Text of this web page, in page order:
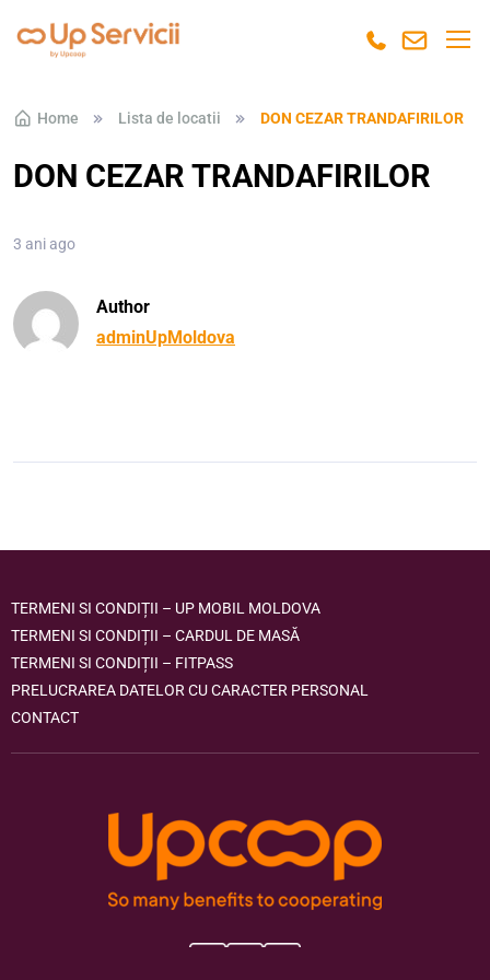
Skip to navigation
Skip to content
Home Lista de locatii DON CEZAR TRANDAFIRILOR
DON CEZAR TRANDAFIRILOR
3 ani ago
Author
adminUpMoldova
TERMENI SI CONDIȚII – UP MOBIL MOLDOVA
TERMENI SI CONDIȚII – CARDUL DE MASĂ
TERMENI SI CONDIȚII – FITPASS
PRELUCRAREA DATELOR CU CARACTER PERSONAL
CONTACT